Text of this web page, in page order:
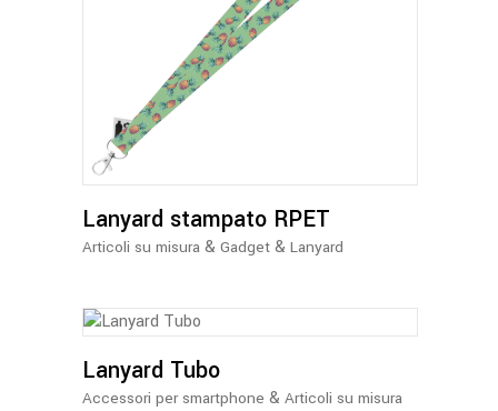
Lanyard stampato RPET
Articoli su misura & Gadget & Lanyard
Lanyard Tubo
Accessori per smartphone & Articoli su misura